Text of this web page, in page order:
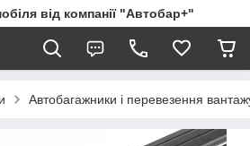
від компанії "Автобар+"
Автобагажники і перевезення